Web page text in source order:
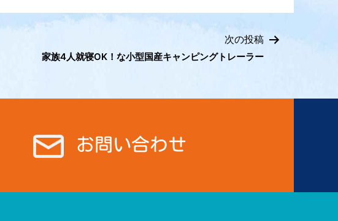
次の投稿
家族4人就寝OK！な小型国産キャンピングトレーラー
お問い合わせ